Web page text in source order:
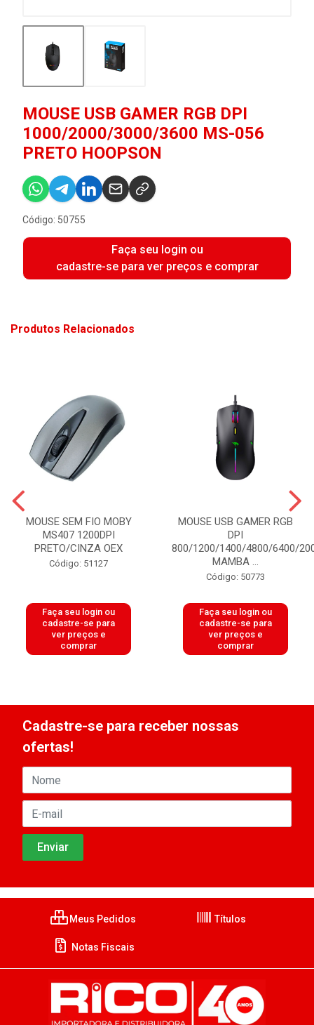
MOUSE USB GAMER RGB DPI
1000/2000/3000/3600 MS-056
PRETO HOOPSON
Código: 50755
Faça seu login ou
cadastre-se para ver preços e comprar
Produtos Relacionados
MOUSE SEM FIO MOBY
MS407 1200DPI
PRETO/CINZA OEX
Código: 51127
Faça seu login ou
cadastre-se para
ver preços e
comprar
MOUSE USB GAMER RGB
DPI
800/1200/1400/4800/6400/
MAMBA ...
Código: 50773
Faça seu login ou
cadastre-se para
ver preços e
comprar
Cadastre-se para receber nossas
ofertas!
Meus Pedidos Títulos
Notas Fiscais